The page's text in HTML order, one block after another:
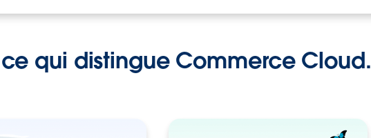
qui distingue Commerce Cloud.